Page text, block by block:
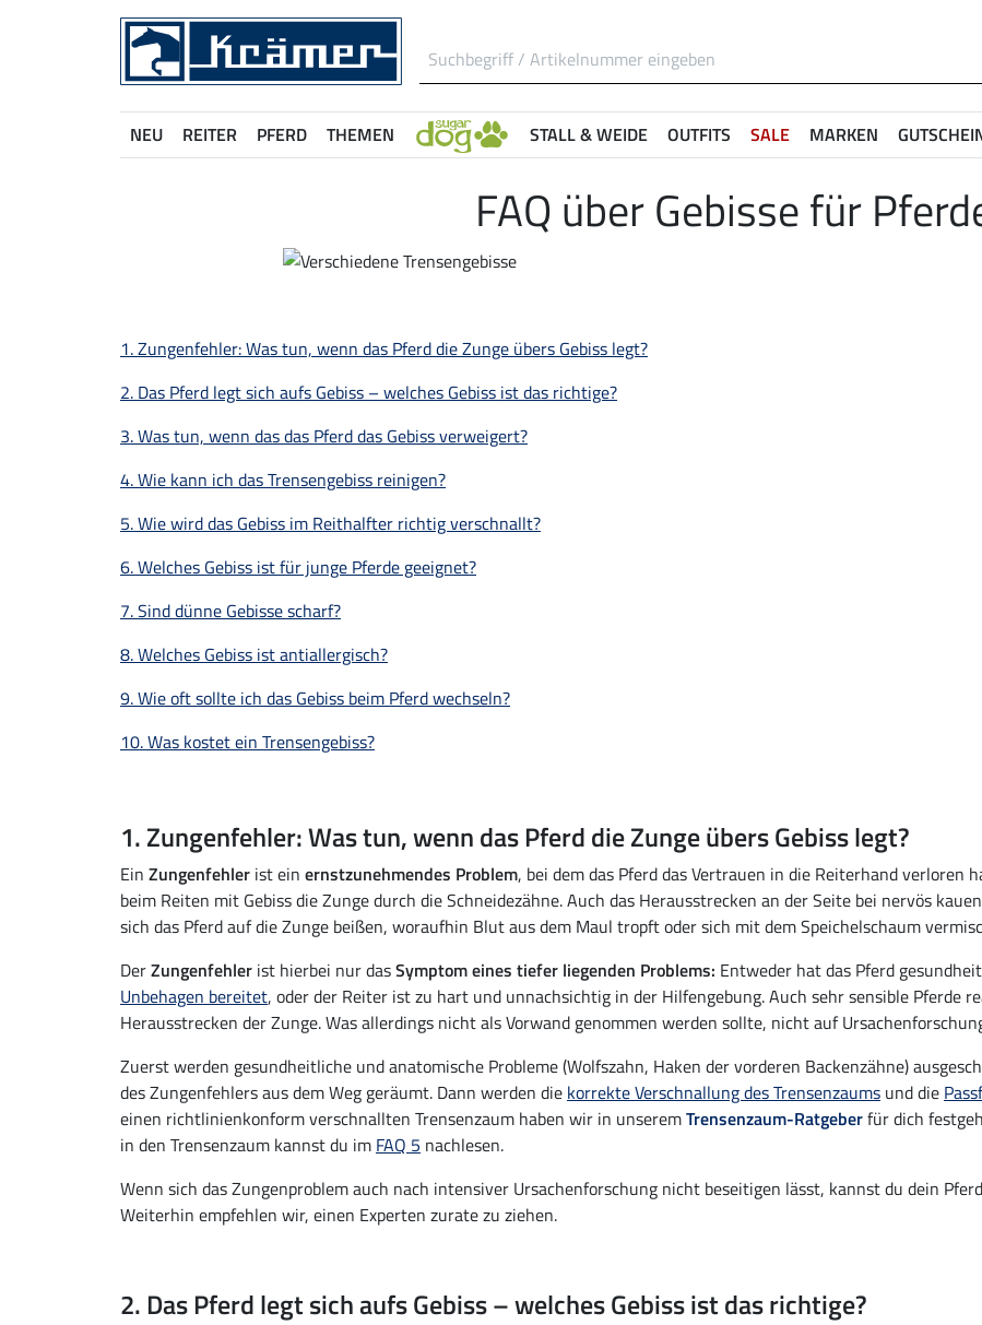
NEU REITER PFERD THEMEN STALL & WEIDE OUTFITS SALE MARKEN
FAQ über Gebisse für
1. Zungenfehler: Was tun, wenn das Pferd die Zunge übers Gebiss legt?
2. Das Pferd legt sich aufs Gebiss – welches Gebiss ist das richtige?
3. Was tun, wenn das das Pferd das Gebiss verweigert?
4. Wie kann ich das Trensengebiss reinigen?
5. Wie wird das Gebiss im Reithalfter richtig verschnallt?
6. Welches Gebiss ist für junge Pferde geeignet?
7. Sind dünne Gebisse scharf?
8. Welches Gebiss ist antiallergisch?
9. Wie oft sollte ich das Gebiss beim Pferd wechseln?
10. Was kostet ein Trensengebiss?
1. Zungenfehler: Was tun, wenn das Pferd die Zunge übers Gebiss legt?
Ein Zungenfehler ist ein ernstzunehmendes Problem, bei dem das Pferd das Vertrauen in die Reiterhand verloren
beim Reiten mit Gebiss die Zunge durch die Schneidezähne. Auch das Herausstrecken an der Seite bei nervös
sich das Pferd auf die Zunge beißen, woraufhin Blut aus dem Maul tropft oder sich mit dem Speichelschaum
DerZungenfehler ist hierbei nur dasSymptom eines tiefer liegenden Problems: Entweder hat das Pferd
Unbehagen bereitet, oder der Reiter ist zu hart und unnachsichtig in der Hilfengebung. Auch sehr sensible Pferde
Herausstrecken der Zunge. Was allerdings nicht als Vorwand genommen werden sollte, nicht auf
Zuerst werden gesundheitliche und anatomische Probleme (Wolfszahn, Haken der vorderen Backenzähne)
des Zungenfehlers aus dem Weg geräumt. Dann werden die korrekte Verschnallung des Trensenzaums und die
einen richtlinienkonform verschnallten Trensenzaum haben wir in unseremTrensenzaum-Ratgeberfür dich
in den Trensenzaum kannst du im FAQ 5 nachlesen.
Wenn sich das Zungenproblem auch nach intensiver Ursachenforschung nicht beseitigen lässt, kannst du dein
Weiterhin empfehlen wir, einen Experten zurate zu ziehen.
2. Das Pferd legt sich aufs Gebiss – welches Gebiss ist das richtige?